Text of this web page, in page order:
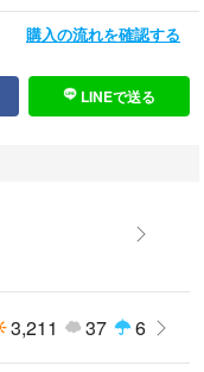
購入の流れを確認する
LINEで送る
3,211 37 6